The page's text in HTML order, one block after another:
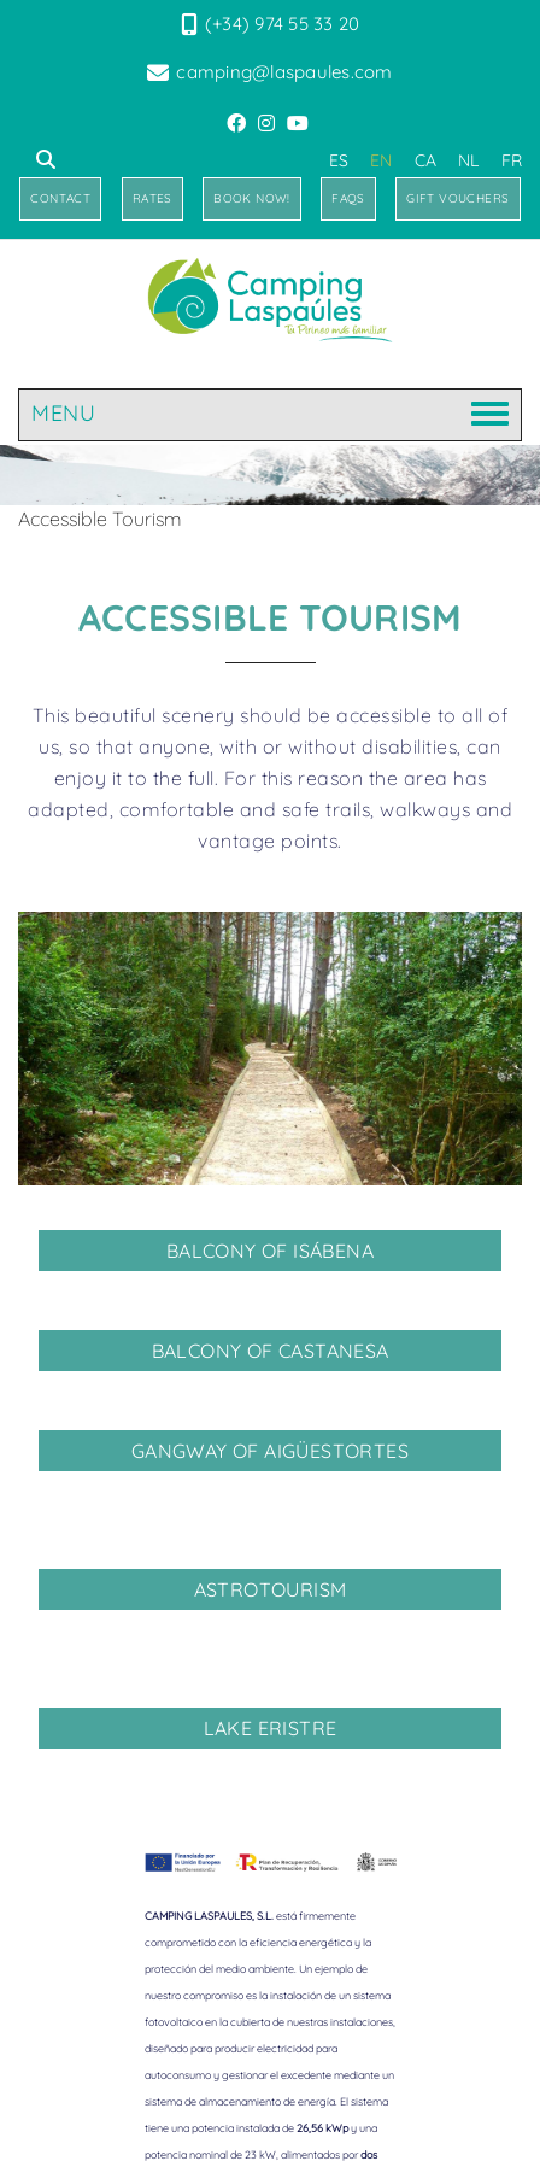
(+34) 974 55 33 20
camping@laspaules.com
ES EN CA NL FR
CONTACT RATES BOOK NOW! FAQS GIFT VOUCHERS
MENU
Accessible Tourism
ACCESSIBLE TOURISM
This beautiful scenery should be accessible to all of
us, so that anyone, with or without disabilities, can
enjoy it to the full. For this reason the area has
adapted, comfortable and safe trails, walkways and
vantage points.
BALCONY OF ISÁBENA
BALCONY OF CASTANESA
GANGWAY OF AIGÜESTORTES
ASTROTOURISM
LAKE ERISTRE
CAMPING LASPAULES, S.L.está firmemente
comprometido con la eficiencia energética y la
protección del medio ambiente. Un ejemplo de
nuestro compromiso es la instalación de un sistema
fotovoltaico en la cubierta de nuestras instalaciones,
diseñado para producir electricidad para
autoconsumo y gestionar el excedente mediante un
sistema de almacenamiento de energía. El sistema
tiene una potencia instalada de26,56 kWpy una
potencia nominal de 23 kW, alimentados pordos